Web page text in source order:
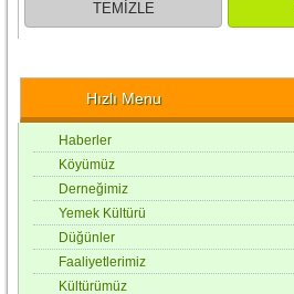
Hızlı Menu
Haberler
Köyümüz
Derneğimiz
Yemek Kültürü
Düğünler
Faaliyetlerimiz
Kültürümüz